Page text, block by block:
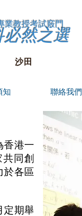
業教授考試竅門
之選
田
知 聯絡我們
香港一
同創
於各區
定期舉